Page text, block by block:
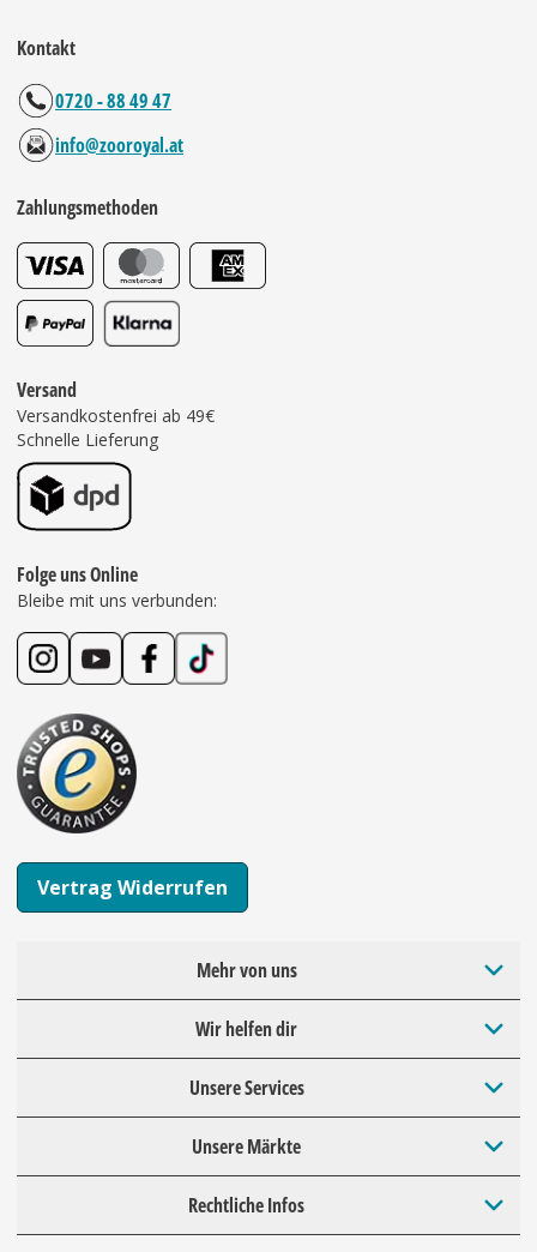
Kontakt
0720 - 88 49 47
info@zooroyal.at
Zahlungsmethoden
Versand
Versandkostenfrei ab 49€
Schnelle Lieferung
Folge uns Online
Bleibe mit uns verbunden:
Vertrag Widerrufen
Mehr von uns
Wir helfen dir
Unsere Services
Unsere Märkte
Rechtliche Infos